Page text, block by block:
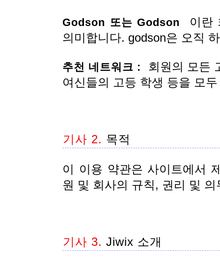
Godson 또는 Godson
이란
의미합니다. godson은 오직
추천 네트워크 :
회원의 모든
여신들의 고등 학생 등을 모
기사 2. 목적
이 이용 약관은 사이트에서
원 및 회사의 규칙, 권리 및
기사 3. Jiwix 소개